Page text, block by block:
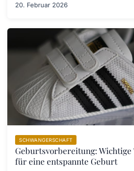
20. Februar 2026
SCHWANGERSCHAFT
Geburtsvorbereitung:
für eine entspannte Geburt